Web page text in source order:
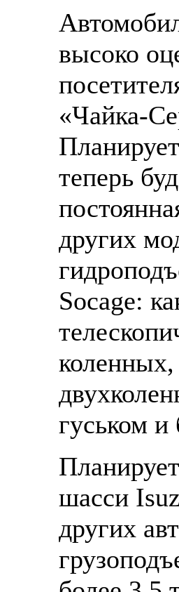
высоко
«Чайка-
теперь
других
Socage:
коленных,
гуськом и
шасси
других